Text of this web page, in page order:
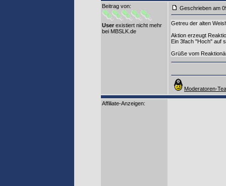
Beitrag von:
User existiert nicht mehr
bei MBSLK.de
Geschrieben am
Getreu der alten
Aktion erzeugt
Ein 3fach "Hoch" auf
Grüße vom
Moderatoren-
Affiliate-Anzeigen: